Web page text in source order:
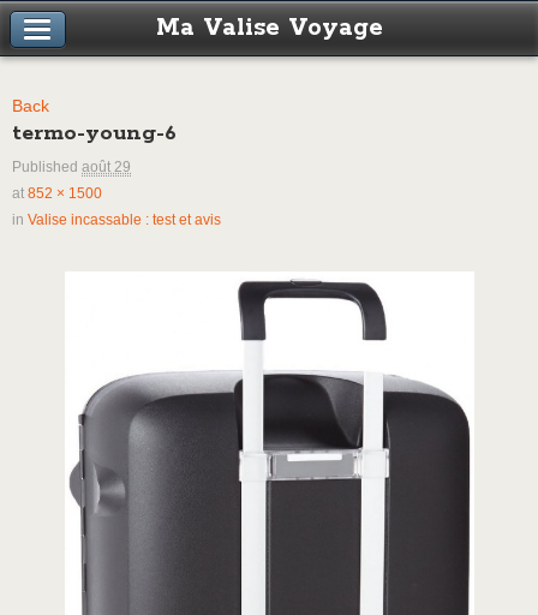
Ma Valise Voyage
Back
termo-young-6
Published août 29
at 852 × 1500
in Valise incassable : test et avis